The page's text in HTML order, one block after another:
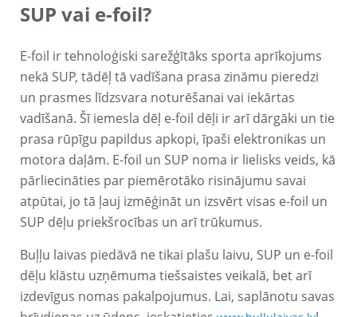
SUP vai e-foil?
E-foil ir tehnoloģiski sarežģītāks sporta aprīkojums
nekā SUP, tādēļ tā vadīšana prasa zināmu pieredzi
un prasmes līdzsvara noturēšanai vai iekārtas
vadīšanā. Šī iemesla dēļ e-foil dēļi ir arī dārgāki un tie
prasa rūpīgu papildus apkopi, īpaši elektronikas un
motora daļām. E-foil un SUP noma ir lielisks veids, kā
pārliecināties par piemērotāko risinājumu savai
atpūtai, jo tā ļauj izmēģināt un izsvērt visas e-foil un
SUP dēļu priekšrocības un arī trūkumus.
Buļļu laivas piedāvā ne tikai plašu laivu, SUP un e-foil
dēļu klāstu uzņēmuma tiešsaistes veikalā, bet arī
izdevīgus nomas pakalpojumus. Lai, saplānotu savas